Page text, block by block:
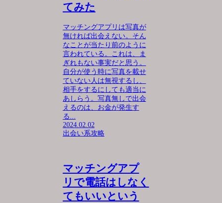
てみた
マッチングアプリは写真が
無ければ出会えない。そん
なことが当たり前のように
言われている。これは、ま
ぎれもない事実だと思う。
自分が使う時に写真を載せ
ていない人は無視するし、
相手をするにしても適当に
あしらう。写真無しで出会
えるのは、お金が発生す
る...
2024.02.02
出会い系攻略
マッチングアプ
リで電話はしなく
てもいいという